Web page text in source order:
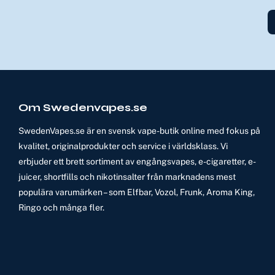
Om Swedenvapes.se
SwedenVapes.se är en svensk vape-butik online med fokus på
kvalitet, originalprodukter och service i världsklass. Vi
erbjuder ett brett sortiment av engångsvapes, e-cigaretter, e-
juicer, shortfills och nikotinsalter från marknadens mest
populära varumärken – som Elfbar, Vozol, Frunk, Aroma King,
Ringo och många fler.